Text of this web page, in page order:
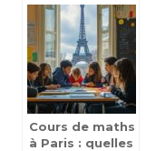
une learning
box : faire une
formation
auto-
entrepreneur
complète
Cours de maths
à Paris : quelles